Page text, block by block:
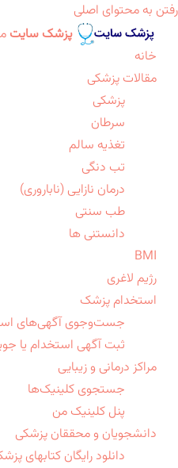
رفتن به محتوای اصلی
پزشک سایت
خانه
مقالات پزشکی
پزشکی
سرطان
تغذیه سالم
تب دنگی
درمان نازایی (ناباروری)
طب سنتی
دانستنی ها
BMI
رژیم لاغری
استخدام پزشک
جست‌وجوی آگهی‌های
ثبت آگهی استخدام یا
مراکز درمانی و زیبایی
جستجوی کلینیک‌ها
پنل کلینیک من
دانشجویان و محققان پزشکی
دانلود رایگان کتابهای